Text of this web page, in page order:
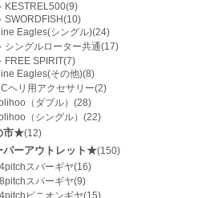
KESTREL500(9)
SWORDFISH(10)
Eagles(シングル)(24)
シングルローター共通(17)
FREE SPIRIT(7)
Eagles(その他)(8)
ヘリ用アクセサリー(2)
（ダブル）(28)
（シングル）(22)
市★(12)
ーアウトレット★(150)
スパーギヤ(16)
スパーギヤ(9)
ピニオンギヤ(15)